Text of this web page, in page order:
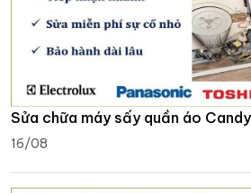
Sửa chữa máy sấy quần áo
16/08